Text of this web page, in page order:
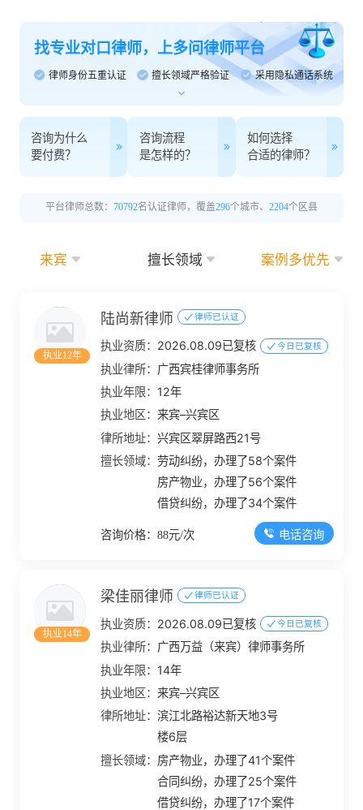
找专业对口律师，上多问律师平台
律师身份五重认证 擅长领域严格验证 采用隐私通话系统
咨询为什么
要付费？
咨询流程
是怎样的？
如何选择
合适的律师？
平台律师总数： 70792名认证律师，覆盖296个城市、 2204个区县
来宾 擅长领域 案例多优先
执业12年
陆尚新律师 律师已认证
执业资质： 2026.08.09已复核 今日已复核
执业律所： 广西宾桂律师事务所
执业年限： 12年
执业地区：来宾–兴宾区
律所地址：兴宾区翠屏路西21号
擅长领域：劳动纠纷，办理了58个案件
房产物业，办理了56个案件
借贷纠纷，办理了34个案件
咨询价格：88元/次 电话咨询
执业14年
梁佳丽律师 律师已认证
执业资质： 2026.08.09已复核 今日已复核
执业律所： 广西万益（来宾）律师事务所
执业年限： 14年
执业地区：来宾–兴宾区
律所地址：滨江北路裕达新天地3号
楼6层
擅长领域： 房产物业，办理了41个案件
合同纠纷，办理了25个案件
借贷纠纷，办理了17个案件